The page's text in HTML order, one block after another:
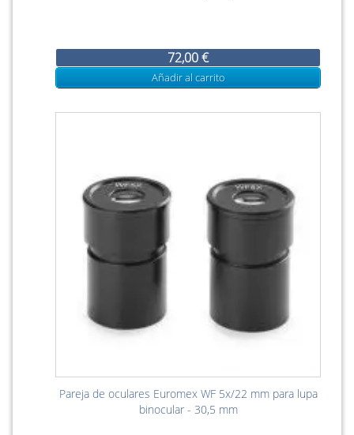
72,00 €
Añadir al carrito
Pareja de oculares Euromex WF 5x/22 mm para lupa
binocular - 30,5 mm